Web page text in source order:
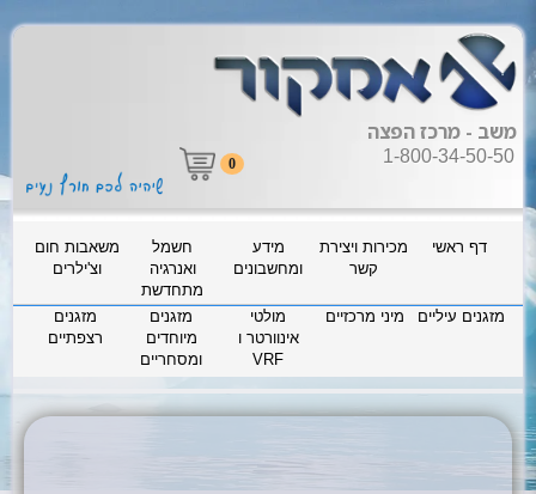
משב - מרכז הפצה
1-800-34-50-50
0
דף ראשי
מכירות ויצירת
קשר
מידע
ומחשבונים
חשמל
ואנרגיה
מתחדשת
משאבות חום
וצ'ילרים
מזגנים עיליים מיני מרכזיים
מולטי
אינוורטר ו
VRF
מזגנים
מיוחדים
ומסחריים
מזגנים
רצפתיים